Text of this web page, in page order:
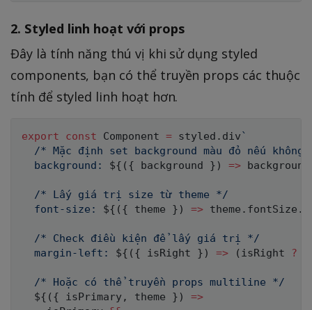
2. Styled linh hoạt với props
Đây là tính năng thú vị khi sử dụng styled
components, bạn có thể truyền props các thuộc
tính để styled linh hoạt hơn.
export const Component = styled . div`
/* Mặc định set background màu đỏ nếu không
  background:
${ ( { background } ) =>
  /* Lấy giá trị size từ theme */
  font-size:
${ ( { theme } ) => theme . fontSize .
  /* Check điều kiện để lấy giá trị */
  margin-left:
${ ( { isRight } ) => ( isRight ?
  /* Hoặc có thể truyền props multiline */
${ ( { isPrimary, theme } )
=>